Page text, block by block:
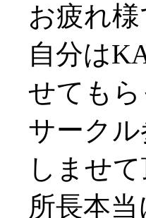
お疲れ様
自分は
せてもら
サーク
しませ
所長本